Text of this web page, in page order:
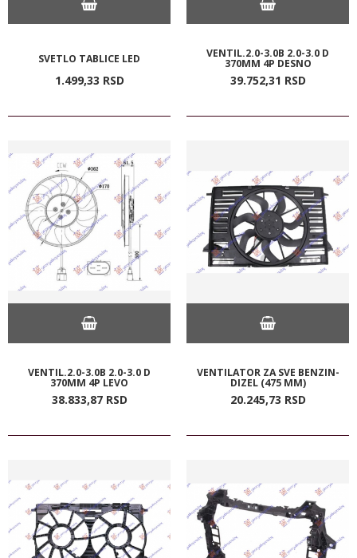
SVETLO TABLICE LED
1.499,33 RSD
VENTIL.2.0-3.0B 2.0-3.0 D
370MM 4P DESNO
39.752,31 RSD
VENTIL.2.0-3.0B 2.0-3.0 D
370MM 4P LEVO
38.833,87 RSD
VENTILATOR ZA SVE BENZIN-
DIZEL (475 MM)
20.245,73 RSD